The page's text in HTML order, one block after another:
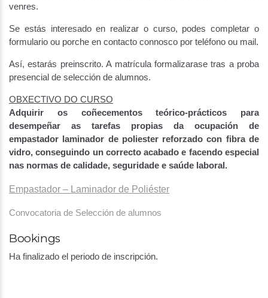
venres.
Se estás interesado en realizar o curso, podes completar o
formulario ou porche en contacto connosco por teléfono ou mail.
Así, estarás preinscrito. A matrícula formalizarase tras a proba
presencial de selección de alumnos.
OBXECTIVO DO CURSO
Adquirir os coñecementos teórico-prácticos para
desempeñar as tarefas propias da ocupación de
empastador laminador de poliester reforzado con fibra de
vidro, conseguindo un correcto acabado e facendo especial
nas normas de calidade, seguridade e saúde laboral.
Empastador – Laminador de Poliéster
Convocatoria de Selección de alumnos
Bookings
Ha finalizado el periodo de inscripción.